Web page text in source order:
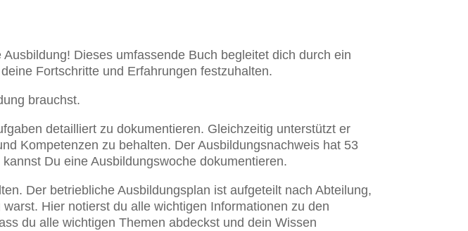
Dieses umfassende Buch begleitet dich durch ein
Fortschritte und Erfahrungen festzuhalten.
brauchst.
detailliert zu dokumentieren. Gleichzeitig unterstützt er
Kompetenzen zu behalten. Der Ausbildungsnachweis hat 53
Du eine Ausbildungswoche dokumentieren.
Der betriebliche Ausbildungsplan ist aufgeteilt nach Abteilung,
Hier notierst du alle wichtigen Informationen zu den
du alle wichtigen Themen abdeckst und dein Wissen